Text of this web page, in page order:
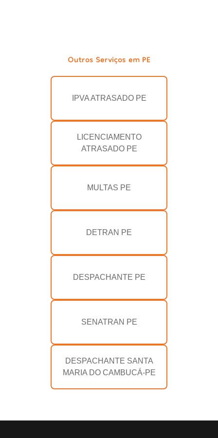
Outros Serviços em PE
IPVA ATRASADO PE
LICENCIAMENTO
ATRASADO PE
MULTAS PE
DETRAN PE
DESPACHANTE PE
SENATRAN PE
DESPACHANTE SANTA
MARIA DO CAMBUCÁ-PE